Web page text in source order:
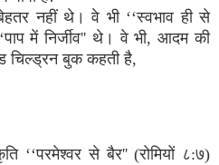
नहीं थे। वे भी ‘‘स्वभाव ही से
में निर्जीव'' थे। वे भी, आदम की
चिल्ड्रन बुक कहती है,
‘‘परमेश्वर से बैर'' (रोमियों ८:७)